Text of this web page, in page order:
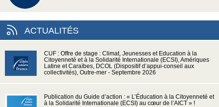
ACTUALITÉS
CUF : Offre de stage : Climat, Jeunesses et Education à la
Citoyenneté et à la Solidarité Internationale (ECSI), Amériques
Latine et Caraïbes, DCOL (Dispositif d’appui-conseil aux
collectivités), Outre-mer - Septembre 2026
Publication du Guide d’action : « L’Éducation à la Citoyenneté et
à la Solidarité Internationale (ECSI) au cœur de l’AICT » !